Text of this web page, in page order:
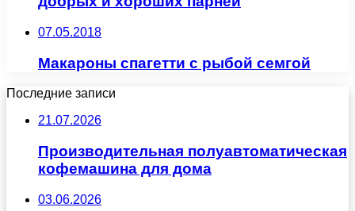
07.05.2018
Макароны спагетти с рыбой семгой
Последние записи
21.07.2026
Производительная полуавтоматическая
кофемашина для дома
03.06.2026